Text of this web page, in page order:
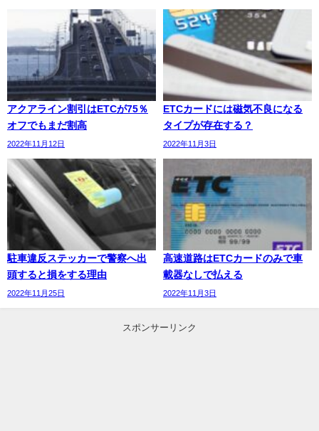
アクアライン割引はETCが75％
オフでもまだ割高
2022年11月12日
ETCカードには磁気不良になる
タイプが存在する？
2022年11月3日
駐車違反ステッカーで警察へ出
頭すると損をする理由
2022年11月25日
高速道路はETCカードのみで車
載器なしで払える
2022年11月3日
スポンサーリンク